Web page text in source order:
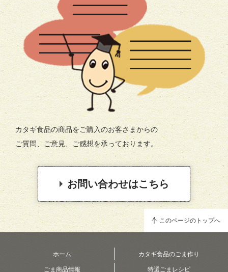
カタギ食品の商品をご購入のお客さまからの
ご質問、ご意見、ご感想を承っております。
お問い合わせはこちら
このページのトップへ
ホーム カタギ食品のごま作り
ごま商品情報 特選ごまレシピ